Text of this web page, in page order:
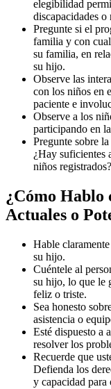
elegibilidad
discapacidades o
Pregunte si el
familia y con
su familia, en
su hijo.
Observe las
con los niños en
paciente e
Observe a los
participando en
Pregunte sobre
¿Hay suficientes
niños registrados?
¿Cómo Hablo
Actuales o
Hable
su hijo.
Cuéntele al
su hijo, lo que le
feliz o triste.
Sea honesto
asistencia o
Esté dispuesto a
resolver los
Recuerde que
Defienda los
y capacidad